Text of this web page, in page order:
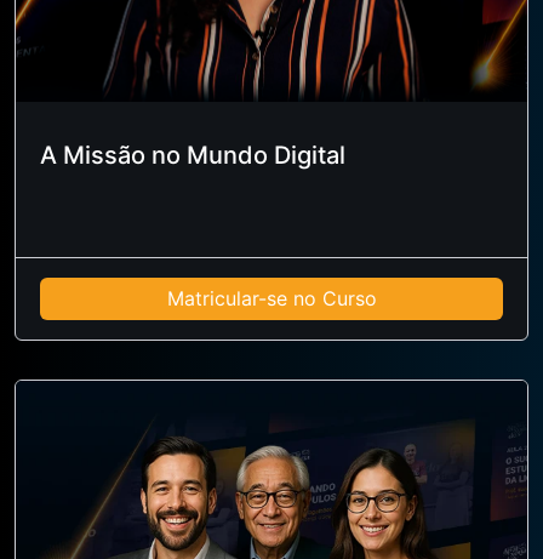
A Missão no Mundo Digital
Matricular-se no Curso